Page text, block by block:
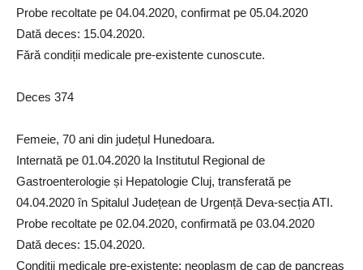
Probe recoltate pe 04.04.2020, confirmat pe 05.04.2020
Dată deces: 15.04.2020.
Fără condiții medicale pre-existente cunoscute.
Deces 374
Femeie, 70 ani din județul Hunedoara.
Internată pe 01.04.2020 la Institutul Regional de
Gastroenterologie și Hepatologie Cluj, transferată pe
04.04.2020 în Spitalul Județean de Urgență Deva-secția ATI.
Probe recoltate pe 02.04.2020, confirmată pe 03.04.2020
Dată deces: 15.04.2020.
Condiții medicale pre-existente: neoplasm de cap de pancreas